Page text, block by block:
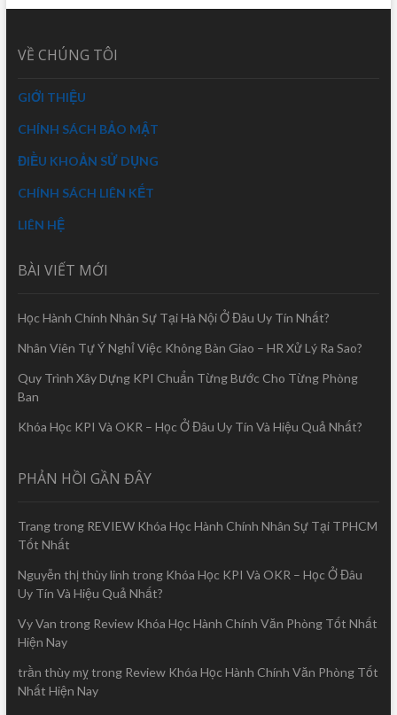
VỀ CHÚNG TÔI
GIỚI THIỆU
CHÍNH SÁCH BẢO MẬT
ĐIỀU KHOẢN SỬ DỤNG
CHÍNH SÁCH LIÊN KẾT
LIÊN HỆ
BÀI VIẾT MỚI
Học Hành Chính Nhân Sự Tại Hà Nội Ở Đâu Uy Tín Nhất?
Nhân Viên Tự Ý Nghỉ Việc Không Bàn Giao – HR Xử Lý Ra Sao?
Quy Trình Xây Dựng KPI Chuẩn Từng Bước Cho Từng Phòng
Ban
Khóa Học KPI Và OKR – Học Ở Đâu Uy Tín Và Hiệu Quả Nhất?
PHẢN HỒI GẦN ĐÂY
Trangtrong REVIEW Khóa Học Hành Chính Nhân Sự Tại TPHCM
Tốt Nhất
Nguyễn thị thùy linh trong Khóa Học KPI Và OKR – Học Ở Đâu
Uy Tín Và Hiệu Quả Nhất?
Vy Van trong Review Khóa Học Hành Chính Văn Phòng Tốt Nhất
Hiện Nay
trần thùy mỵtrong Review Khóa Học Hành Chính Văn Phòng Tốt
Nhất Hiện Nay